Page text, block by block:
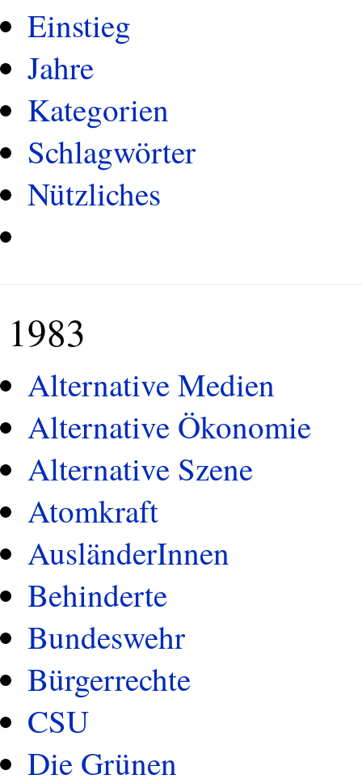
Einstieg
Jahre
Kategorien
Schlagwörter
Nützliches
1983
Alternative Medien
Alternative Ökonomie
Alternative Szene
Atomkraft
AusländerInnen
Behinderte
Bundeswehr
Bürgerrechte
CSU
Die Grünen